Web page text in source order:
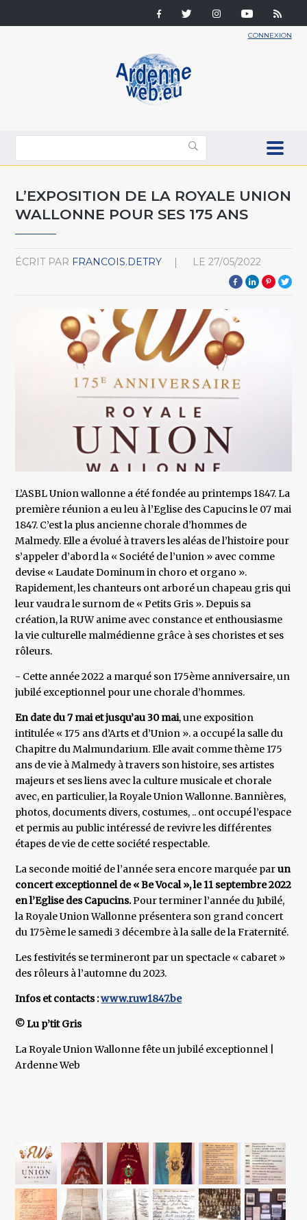
CONNEXION
L’EXPOSITION DE LA ROYALE UNION
WALLONNE POUR SES 175 ANS
ÉCRIT PAR FRANCOIS.DETRY LE 27/05/2022
L’ASBL Union wallonne a été fondée au printemps 1847. La
première réunion a eu leu à l’Eglise des Capucins le 07 mai
1847. C’est la plus ancienne chorale d’hommes de
Malmedy. Elle a évolué à travers les aléas de l’histoire pour
s’appeler d’abord la « Société de l’union » avec comme
devise « Laudate Dominum in choro et organo ».
Rapidement, les chanteurs ont arboré un chapeau gris qui
leur vaudra le surnom de « Petits Gris ». Depuis sa
création, la RUW anime avec constance et enthousiasme
la vie culturelle malmédienne grâce à ses choristes et ses
rôleurs.
- Cette année 2022 a marqué son 175ème anniversaire, un
jubilé exceptionnel pour une chorale d’hommes.
En date du 7 mai et jusqu’au 30 mai, une exposition
intitulée « 175 ans d’Arts et d’Union ». a occupé la salle du
Chapitre du Malmundarium. Elle avait comme thème 175
ans de vie à Malmedy à travers son histoire, ses artistes
majeurs et ses liens avec la culture musicale et chorale
avec, en particulier, la Royale Union Wallonne. Bannières,
photos, documents divers, costumes, .. ont occupé l’espace
et permis au public intéressé de revivre les différentes
étapes de vie de cette société respectable.
La seconde moitié de l’année sera encore marquée parun
concert exceptionnel de « Be Vocal », le 11 septembre 2022
en l’Eglise des Capucins.Pour terminer l’année du Jubilé,
la Royale Union Wallonne présentera son grand concert
du 175ème le samedi 3 décembre à la salle de la Fraternité.
Les festivités se termineront par un spectacle « cabaret »
des rôleurs à l’automne du 2023.
Infos et contacts :www.ruw1847.be
© Lu p’tit Gris
La Royale Union Wallonne fête un jubilé exceptionnel |
Ardenne Web